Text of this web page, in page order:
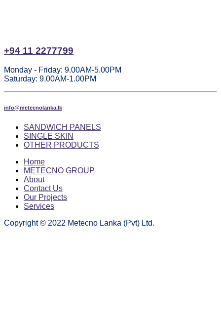
+94 11 2277799
Monday - Friday: 9.00AM-5.00PM
Saturday: 9.00AM-1.00PM
info@metecnolanka.lk
SANDWICH PANELS
SINGLE SKIN
OTHER PRODUCTS
Home
METECNO GROUP
About
Contact Us
Our Projects
Services
Copyright © 2022 Metecno Lanka (Pvt) Ltd.